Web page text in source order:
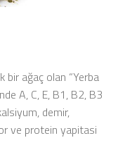
bir ağaç olan “Yerba
A, C, E, B1, B2, B3
demir,
ve protein yapitasi